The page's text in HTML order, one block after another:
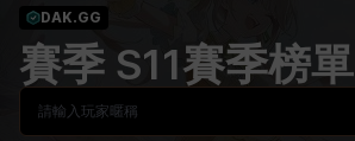
DAK.GG
賽季 S11賽季榜單